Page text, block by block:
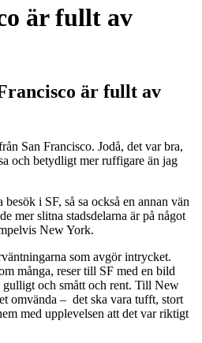
är fullt av
är fullt av
San Francisco. Jodå, det var bra,
och betydligt mer ruffigare än jag
i SF, så sa också en annan vän
mer slitna stadsdelarna är på något
New York.
som avgör intrycket.
många, reser till SF med en bild
gulligt och smått och rent. Till New
omvända – det ska vara tufft, stort
med upplevelsen att det var riktigt